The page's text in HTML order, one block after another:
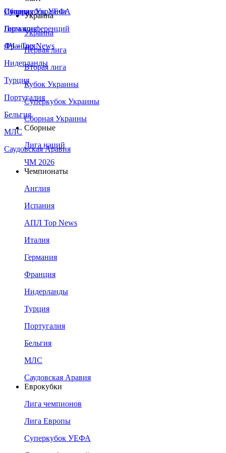
Сборная Украины
Италия
Германия
Франция
Нидерланды
Турция
Португалия
Бельгия
МЛС
Саудовская Аравия
Суперкубок УЕФА
Лига конференций
ЛЧ - Top News
Украина
Украина
Первая лига
Вторая лига
Кубок Украины
Суперкубок Украины
Сборная Украины
Сборные
Лига наций
ЧМ 2026
Чемпионаты
Англия
Испания
АПЛ Top News
Италия
Германия
Франция
Нидерланды
Турция
Португалия
Бельгия
МЛС
Саудовская Аравия
Еврокубки
Лига чемпионов
Лига Европы
Суперкубок УЕФА